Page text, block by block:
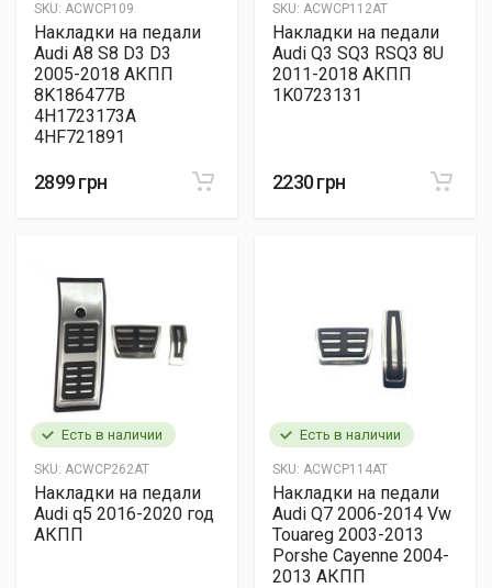
SKU: ACWCP109
Накладки на педали
Audi A8 S8 D3 D3
2005-2018 АКПП
8K186477B
4H1723173A
4HF721891
2899 грн
SKU: ACWCP112AT
Накладки на педали
Audi Q3 SQ3 RSQ3 8U
2011-2018 АКПП
1K0723131
2230 грн
Есть в наличии
SKU: ACWCP262AT
Накладки на педали
Audi q5 2016-2020 год
АКПП
Есть в наличии
SKU: ACWCP114AT
Накладки на педали
Audi Q7 2006-2014 Vw
Touareg 2003-2013
Porshe Cayenne 2004-
2013 АКПП